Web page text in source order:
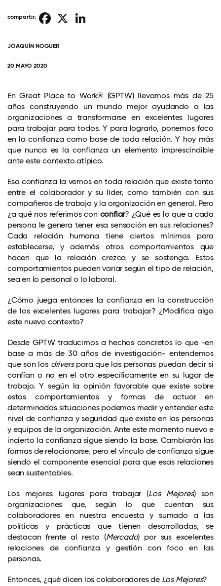
compartir: Facebook
JOAQUÍN NOGUER
20 MAYO 2020
En Great Place to Work® (GPTW) llevamos más de 25
años construyendo un mundo mejor ayudando a las
organizaciones a transformarse en excelentes lugares
para trabajar para todos. Y para lograrlo, ponemos foco
en la confianza como base de toda relación. Y hoy más
que nunca es la confianza un elemento imprescindible
ante este contexto atípico.
Esa confianza la vemos en toda relación que existe tanto
entre el colaborador y su líder, como también con sus
compañeros de trabajo y la organización en general. Pero
¿a qué nos referimos con confiar? ¿Qué es lo que a cada
persona le genera tener esa sensación en sus relaciones?
Cada relación humana tiene ciertos mínimos para
establecerse, y además otros comportamientos que
hacen que la relación crezca y se sostenga. Estos
comportamientos pueden variar según el tipo de relación,
sea en lo personal o lo laboral.
¿Cómo juega entonces la confianza en la construcción
de los excelentes lugares para trabajar? ¿Modifica algo
este nuevo contexto?
Desde GPTW traducimos a hechos concretos lo que -en
base a más de 30 años de investigación- entendemos
que son los driverspara que las personas puedan decir si
confían o no en el otro específicamente en su lugar de
trabajo. Y según la opinión favorable que existe sobre
estos comportamientos y formas de actuar en
determinadas situaciones podemos medir y entender este
nivel de confianza y seguridad que existe en las personas
y equipos de la organización. Ante este momento nuevo e
incierto la confianza sigue siendo la base. Cambiarán las
formas de relacionarse, pero el vínculo de confianza sigue
siendo el componente esencial para que esas relaciones
sean sustentables.
Los mejores lugares para trabajar (Los Mejores) son
organizaciones que, según lo que cuentan sus
colaboradores en nuestra encuesta y sumado a las
políticas y prácticas que tienen desarrolladas, se
destacan frente al resto (Mercado) por sus excelentes
relaciones de confianza y gestión con foco en las
personas.
Entonces, ¿qué dicen los colaboradores de Los Mejores?